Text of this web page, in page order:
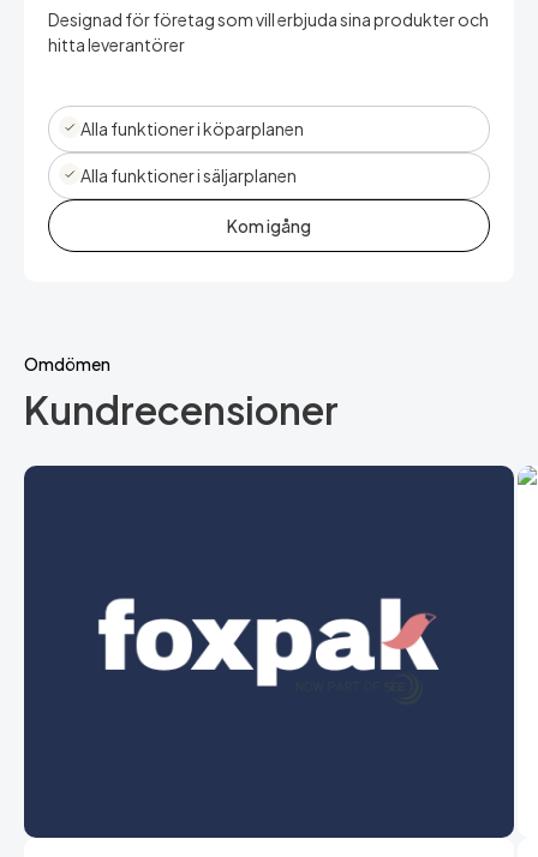
Designad för företag som vill erbjuda sina produkter och
hitta leverantörer
Alla funktioner i köparplanen
Alla funktioner i säljarplanen
Kom igång
Omdömen
Kundrecensioner